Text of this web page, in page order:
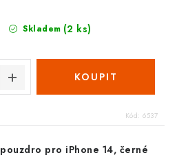
Skladem (2 ks)
Kód: 6537
pro iPhone 14, černé